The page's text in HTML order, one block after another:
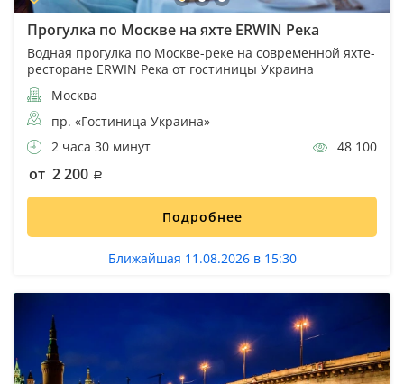
Прогулка по Москве на яхте ERWIN Река
Водная прогулка по Москве-реке на современной яхте-
ресторане ERWIN Река от гостиницы Украина
Москва
пр. «Гостиница Украина»
2 часа 30 минут
48 100
от 2 200
Подробнее
Ближайшая 11.08.2026 в 15:30